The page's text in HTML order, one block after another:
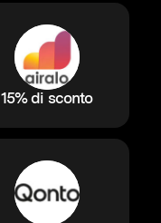
15% di sconto